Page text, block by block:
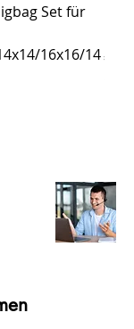
Set für
16x16/14Prijs
€